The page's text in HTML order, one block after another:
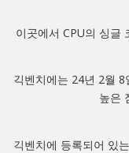
이곳에서 CPU의 싱글
긱벤치에는 24년 2월
높은
긱벤치에 등록되어 있